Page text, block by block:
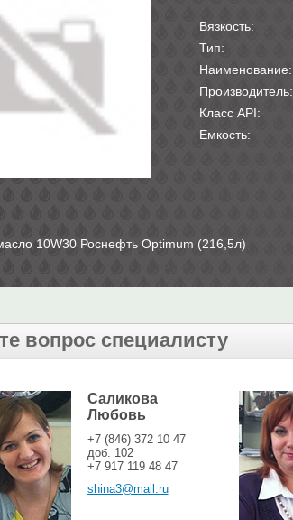
Вязкость:
Тип:
Наименование:
Производитель:
Класс API:
Емкость:
10W30 Роснефть Optimum (216,5л)
вопрос специалисту
Саликова
Любовь
+7 (846) 372 10 47
доб. 102
+7 917 119 48 47
shina3@mail.ru